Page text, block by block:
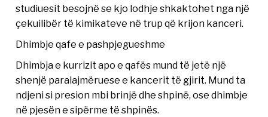
studiuesit besojnë se kjo lodhje shkaktohet nga një
çekuilibër të kimikateve në trup që krijon kanceri.
Dhimbje qafe e pashpjegueshme
Dhimbja e kurrizit apo e qafës mund të jetë një
shenjë paralajmëruese e kancerit të gjirit. Mund ta
ndjeni si presion mbi brinjë dhe shpinë, ose dhimbje
në pjesën e sipërme të shpinës.